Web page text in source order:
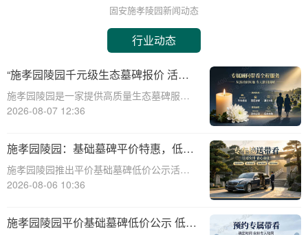
固安施孝陵园新闻动态
行业动态
“施孝园陵园千元级生态墓碑报价 活动
期免费更换碑面石材 优惠福利详解析”
施孝园陵园是一家提供高质量生态墓碑服务
的知名陵园，其推出的千元级生态墓碑报价
活动的优惠福利，帮助消费者更好地了解和
选择。施孝园陵园的生态墓碑采用环保材
料，符合现代
2026-08-07 12:36
施孝园陵园：基础墓碑平价特惠，低预
算家庭专属优惠详解
施孝园陵园推出平价基础墓碑低价公示活
动，为低预算家庭提供专属优惠，帮助您在
济实惠且美观的墓碑。☎ 施孝园陵园电
话:400-838-5063平价基础墓碑的特点：
2026-08-06 10:36
施孝园陵园平价基础墓碑低价公示 低预